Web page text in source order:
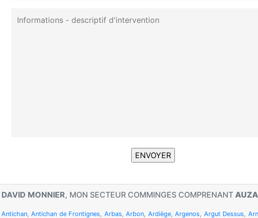
DAVID MONNIER, MON SECTEUR COMMINGES COMPRENANT
Antichan ,Antichan de Frontignes Arbas ,Arbon Ardiège,Argenos Argut Dessus